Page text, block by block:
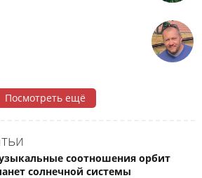
Посмотреть ещё
соотношения орбит
солнечной системы